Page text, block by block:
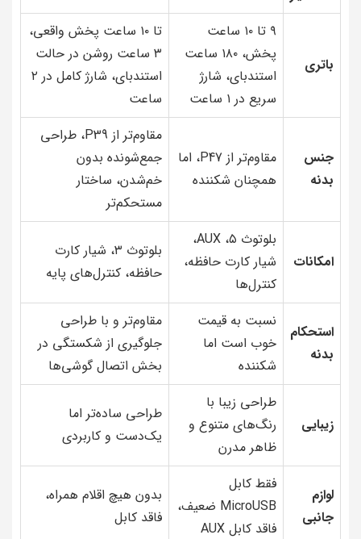
باتری
۹ تا ۱۰ ساعت
پخش، ۱۸۰ ساعت
استندبای، شارژ
سریع در ۱ ساعت
تا ۱۰ ساعت پخش واقعی،
۳ ساعت روشن در حالت
استندبای، شارژ کامل در ۲
ساعت
جنس
بدنه
مقاوم‌تر از P47، اما
همچنان شکننده
مقاوم‌تر از P39، طراحی
جمع‌شونده بدون
خم‌شدن، ساختار
مستحکم‌تر
امکانات
بلوتوث ۵، AUX،
شیار کارت حافظه،
کنترل‌ها
بلوتوث ۳، شیار کارت
حافظه، کنترل‌های پایه
استحکام
بدنه
نسبت به قیمت
خوب است اما
شکننده
مقاوم‌تر و با طراحی
جلوگیری از شکستگی در
بخش اتصال گوشی‌ها
زیبایی
طراحی زیبا با
رنگ‌های متنوع و
ظاهر مدرن
طراحی ساده‌تر اما
یک‌دست و کاربردی
لوازم
جانبی
فقط کابل
MicroUSB ضعیف،
فاقد کابل AUX
بدون هیچ اقلام همراه،
فاقد کابل